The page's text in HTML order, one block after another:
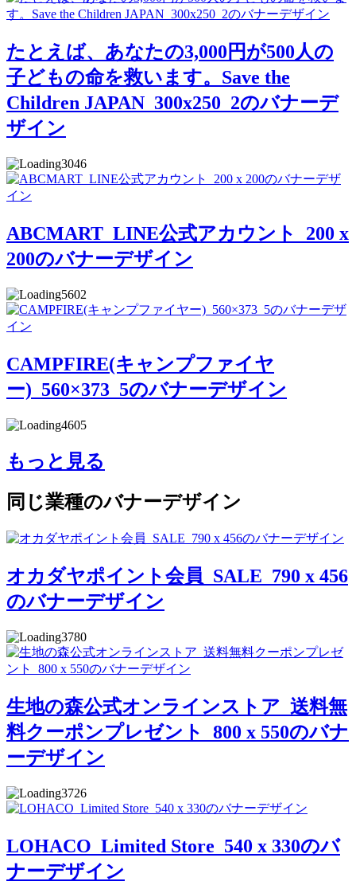
たとえば、あなたの3,000円が500人の
子どもの命を救います。Save the
Children JAPAN_300x250_2のバナーデ
ザイン
3046
ABCMART_LINE公式アカウント_200 x
200のバナーデザイン
5602
CAMPFIRE(キャンプファイヤ
ー)_560×373_5のバナーデザイン
4605
もっと見る
同じ業種のバナーデザイン
オカダヤポイント会員_SALE_790 x 456
のバナーデザイン
3780
生地の森公式オンラインストア_送料無
料クーポンプレゼント_800 x 550のバナ
ーデザイン
3726
LOHACO_Limited Store_540 x 330のバ
ナーデザイン